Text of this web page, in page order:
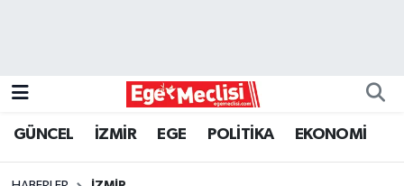
GÜNCEL İZMİR EGE POLİTİKA EKONOMİ
GÜNCEL